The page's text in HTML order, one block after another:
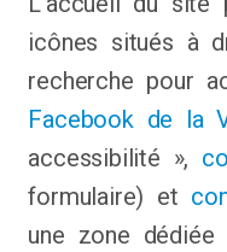
icônes situés à
recherche pour
Facebook de la
accessibilité »,
formulaire) et
une zone